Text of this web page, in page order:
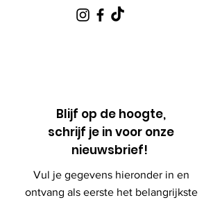
Blijf op de hoogte,
schrijf je in voor onze
nieuwsbrief!
Vul je gegevens hieronder in en
ontvang als eerste het belangrijkste